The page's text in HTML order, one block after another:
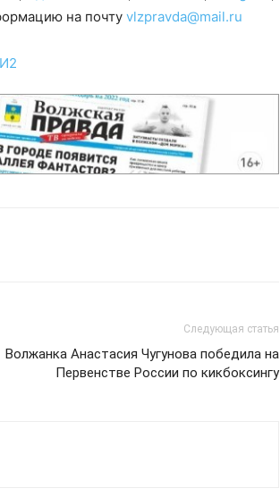
на почту vlzpravda@mail.ru
Следующая статья
Волжанка Анастасия Чугунова победила на
Первенстве России по кикбоксингу